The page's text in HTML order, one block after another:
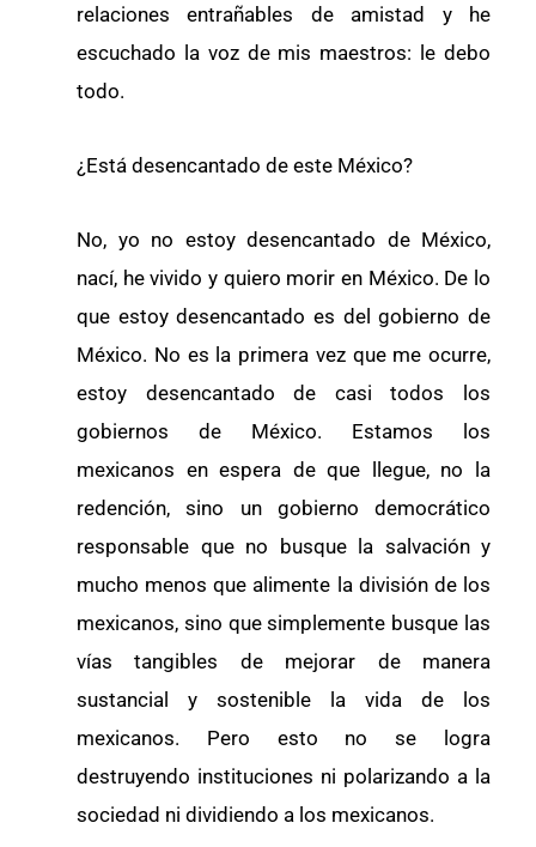
relaciones entrañables de amistad y he
escuchado la voz de mis maestros: le debo
todo.
¿Está desencantado de este México?
No, yo no estoy desencantado de México,
nací, he vivido y quiero morir en México. De lo
que estoy desencantado es del gobierno de
México. No es la primera vez que me ocurre,
estoy desencantado de casi todos los
gobiernos de México. Estamos los
mexicanos en espera de que llegue, no la
redención, sino un gobierno democrático
responsable que no busque la salvación y
mucho menos que alimente la división de los
mexicanos, sino que simplemente busque las
vías tangibles de mejorar de manera
sustancial y sostenible la vida de los
mexicanos. Pero esto no se logra
destruyendo instituciones ni polarizando a la
sociedad ni dividiendo a los mexicanos.